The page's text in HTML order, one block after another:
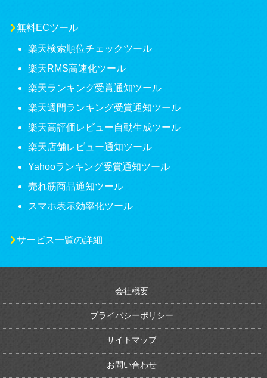
無料ECツール
楽天検索順位チェックツール
楽天RMS高速化ツール
楽天ランキング受賞通知ツール
楽天週間ランキング受賞通知ツール
楽天高評価レビュー自動生成ツール
楽天店舗レビュー通知ツール
Yahooランキング受賞通知ツール
売れ筋商品通知ツール
スマホ表示効率化ツール
サービス一覧の詳細
会社概要
プライバシーポリシー
サイトマップ
お問い合わせ